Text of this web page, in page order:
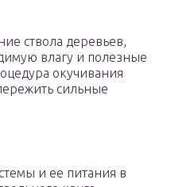
ствола деревьев,
влагу и полезные
окучивания
сильные
и ее питания в